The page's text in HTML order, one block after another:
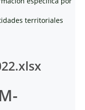
territoriales